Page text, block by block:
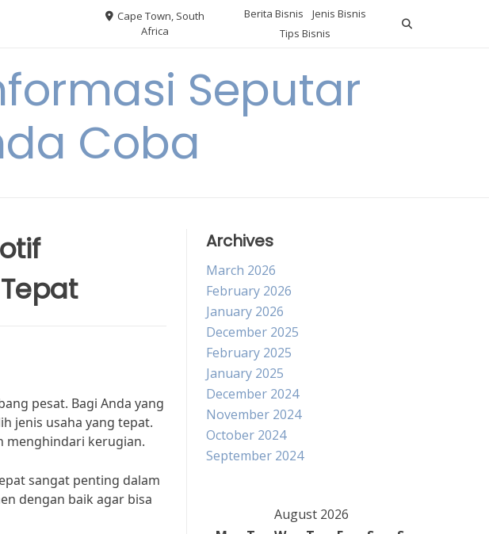
Cape Town, South
Africa
Berita Bisnis
Jenis Bisnis
Tips Bisnis
Seputar
Coba
pesat. Bagi Anda yang
jenis usaha yang tepat.
menghindari kerugian.
sangat penting dalam
dengan baik agar bisa
Archives
March 2026
February 2026
January 2026
December 2025
February 2025
January 2025
December 2024
November 2024
October 2024
September 2024
August 2026